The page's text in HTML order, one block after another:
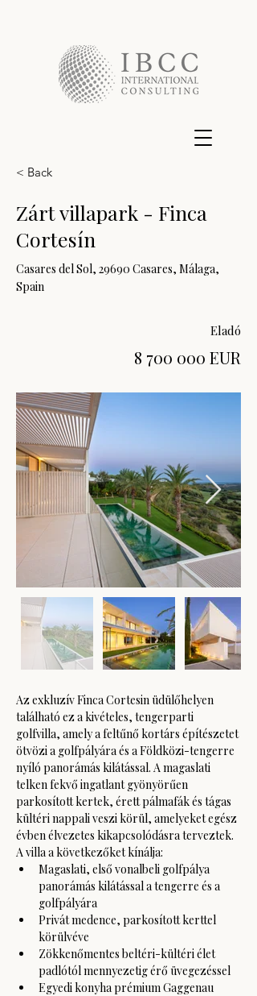
< Back
Zárt villapark - Finca
Cortesín
Casares del Sol, 29690 Casares, Málaga,
Spain
Eladó
8 700 000 EUR
Az exkluzív Finca Cortesin üdülőhelyen
található ez a kivételes, tengerparti
golfvilla, amely a feltűnő kortárs építészetet
ötvözi a golfpályára és a Földközi-tengerre
nyíló panorámás kilátással. A magaslati
telken fekvő ingatlant gyönyörűen
parkosított kertek, érett pálmafák és tágas
kültéri nappali veszi körül, amelyeket egész
évben élvezetes kikapcsolódásra terveztek.
A villa a következőket kínálja:
Magaslati, első vonalbeli golfpálya
panorámás kilátással a tengerre és a
golfpályára
Privát medence, parkosított kerttel
körülvéve
Zökkenőmentes beltéri-kültéri élet
padlótól mennyezetig érő üvegezéssel
Egyedi konyha prémium Gaggenau